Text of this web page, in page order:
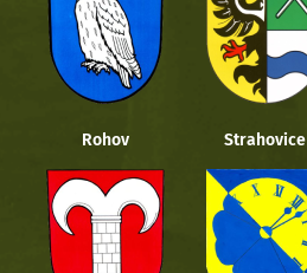
Rohov Strahovice